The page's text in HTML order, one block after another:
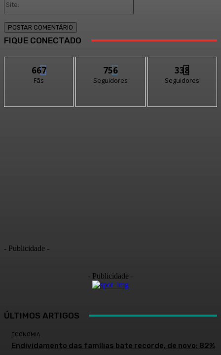
FIQUE CONECTADO
667
Fãs
756
Seguidores
338
Seguidores
- Publicidade -
- Publicidade -
ÚLTIMOS ARTIGOS
ECONOMIA
Endividamento das famílias bate recorde, de novo: 82%